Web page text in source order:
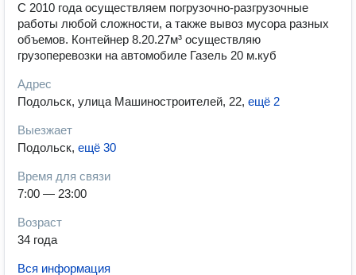
С 2010 года осуществляем погрузочно-разгрузочные
работы любой сложности, а также вывоз мусора разных
объемов. Контейнер 8.20.27м³ осуществляю
грузоперевозки на автомобиле Газель 20 м.куб
Адрес
Подольск, улица Машиностроителей, 22, ещё 2
Выезжает
Подольск, ещё 30
Время для связи
7:00 — 23:00
Возраст
34 года
Вся информация